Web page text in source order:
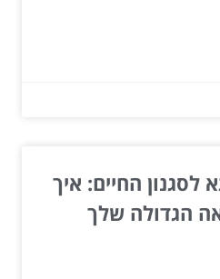
החיים: איך
הגדולה שלך